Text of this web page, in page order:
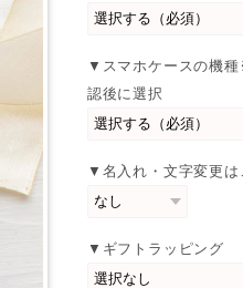
▼スマホケースの機
認後に選択
▼名入れ・文字変更は
▼ギフトラッピング